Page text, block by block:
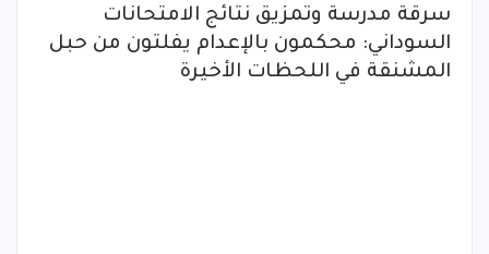
سرقة مدرسة وتمزيق نتائج الامتحانات
السوداني: محكمون بالإعدام يفلتون من حبل
المشنقة في اللحظات الأخيرة